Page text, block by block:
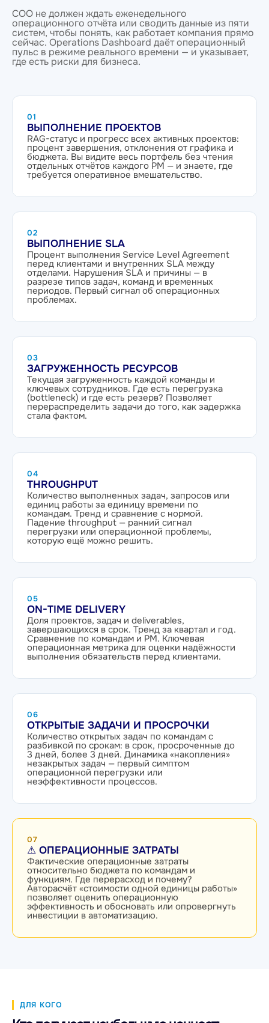
COO не должен ждать еженедельного
операционного отчёта или сводить данные из пяти
систем, чтобы понять, как работает компания прямо
сейчас. Operations Dashboard даёт операционный
пульс в режиме реального времени — и указывает,
где есть риски для бизнеса.
01
ВЫПОЛНЕНИЕ ПРОЕКТОВ
RAG-статус и прогресс всех активных проектов:
процент завершения, отклонения от графика и
бюджета. Вы видите весь портфель без чтения
отдельных отчётов каждого PM — и знаете, где
требуется оперативное вмешательство.
02
ВЫПОЛНЕНИЕ SLA
Процент выполнения Service Level Agreement
перед клиентами и внутренних SLA между
отделами. Нарушения SLA и причины — в
разрезе типов задач, команд и временных
периодов. Первый сигнал об операционных
проблемах.
03
ЗАГРУЖЕННОСТЬ РЕСУРСОВ
Текущая загруженность каждой команды и
ключевых сотрудников. Где есть перегрузка
(bottleneck) и где есть резерв? Позволяет
перераспределить задачи до того, как задержка
стала фактом.
04
THROUGHPUT
Количество выполненных задач, запросов или
единиц работы за единицу времени по
командам. Тренд и сравнение с нормой.
Падение throughput — ранний сигнал
перегрузки или операционной проблемы,
которую ещё можно решить.
05
ON-TIME DELIVERY
Доля проектов, задач и deliverables,
завершающихся в срок. Тренд за квартал и год.
Сравнение по командам и PM. Ключевая
операционная метрика для оценки надёжности
выполнения обязательств перед клиентами.
06
ОТКРЫТЫЕ ЗАДАЧИ И ПРОСРОЧКИ
Количество открытых задач по командам с
разбивкой по срокам: в срок, просроченные до
3 дней, более 3 дней. Динамика «накопления»
незакрытых задач — первый симптом
операционной перегрузки или
неэффективности процессов.
07
⚠ ОПЕРАЦИОННЫЕ ЗАТРАТЫ
Фактические операционные затраты
относительно бюджета по командам и
функциям. Где перерасход и почему?
Авторасчёт «стоимости одной единицы работы»
позволяет оценить операционную
эффективность и обосновать или опровергнуть
инвестиции в автоматизацию.
ДЛЯ КОГО